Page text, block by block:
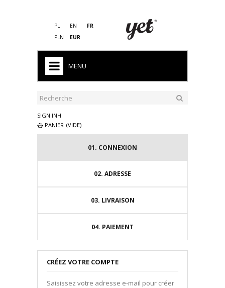
PL EN
FR
PLN
EUR
MENU
FIN DE SERIES
HOMME
SACS DE COUCHAGE
SIGN INH
PANIER (VIDE)
01. CONNEXION
02. ADRESSE
03. LIVRAISON
04. PAIEMENT
CRÉEZ VOTRE COMPTE
Saisissez votre adresse e-mail pour créer